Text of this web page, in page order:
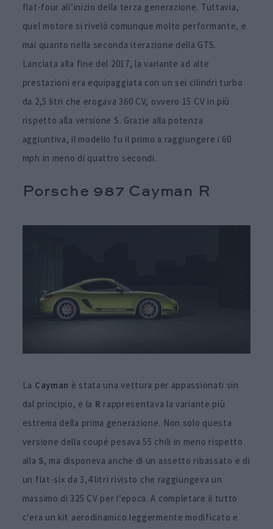
flat-four all’inizio della terza generazione. Tuttavia,
quel motore si rivelò comunque molto performante, e
mai quanto nella seconda iterazione della GTS.
Lanciata alla fine del 2017, la variante ad alte
prestazioni era equipaggiata con un sei cilindri turbo
da 2,5 litri che erogava 360 CV, ovvero 15 CV in più
rispetto alla versione S. Grazie alla potenza
aggiuntiva, il modello fu il primo a raggiungere i 60
mph in meno di quattro secondi.
Porsche 987 Cayman R
La Cayman è stata una vettura per appassionati sin
dal principio, e la R rappresentava la variante più
estrema della prima generazione. Non solo questa
versione della coupé pesava 55 chili in meno rispetto
alla S, ma disponeva anche di un assetto ribassato e di
un flat-six da 3,4 litri rivisto che raggiungeva un
massimo di 325 CV per l’epoca. A completare il tutto
c’era un kit aerodinamico leggermente modificato e